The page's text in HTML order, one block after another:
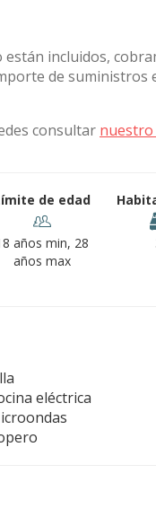
incluidos,
de
consultar nuestro
de edad
años min, 28
años max
eléctrica